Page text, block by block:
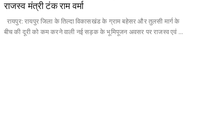
राजस्व मंत्री टंक राम वर्मा
रायपुर: रायपुर जिला के तिल्दा विकासखंड के ग्राम बहेसर और तुलसी मार्ग के
बीच की दूरी को कम करने वाली नई सड़क के भूमिपूजन अवसर पर राजस्व एवं ...